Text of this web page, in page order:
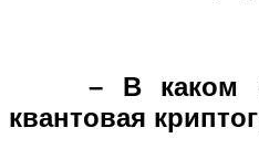
– В каком
квантовая